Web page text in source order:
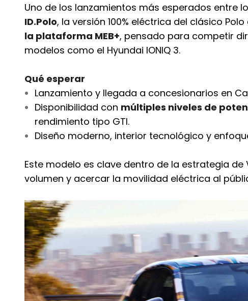
Uno de los lanzamientos más esperados entre
ID.Polo, la versión 100% eléctrica del clásico
la plataforma MEB+, pensado para competir
modelos como el Hyundai IONIQ 3.
Qué esperar
Lanzamiento y llegada a concesionarios en
Disponibilidad con múltiples niveles de
rendimiento tipo GTI.
Diseño moderno, interior tecnológico y
Este modelo es clave dentro de la estrategia
volumen y acercar la movilidad eléctrica al